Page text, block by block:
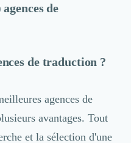
de
de traduction ?
agences de
avantages. Tout
et la sélection d'une